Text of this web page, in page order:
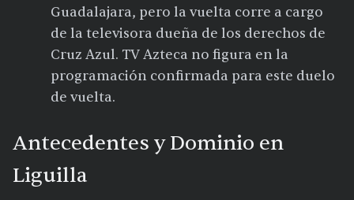
Guadalajara, pero la vuelta corre a cargo
de la televisora dueña de los derechos de
Cruz Azul. TV Azteca no figura en la
programación confirmada para este duelo
de vuelta.​
Antecedentes y Dominio en
Liguilla